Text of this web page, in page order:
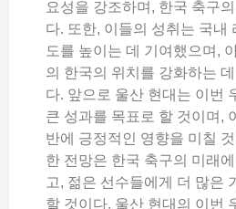
요성을 강조하며, 한국 축구
다. 또한, 이들의 성취는 국내
도를 높이는 데 기여했으며,
의 한국의 위치를 강화하는
다. 앞으로 울산 현대는 이번
큰 성과를 목표로 할 것이며,
반에 긍정적인 영향을 미칠
한 전망은 한국 축구의 미래
고, 젊은 선수들에게 더 많은
할 것이다. 울산 현대의 이번